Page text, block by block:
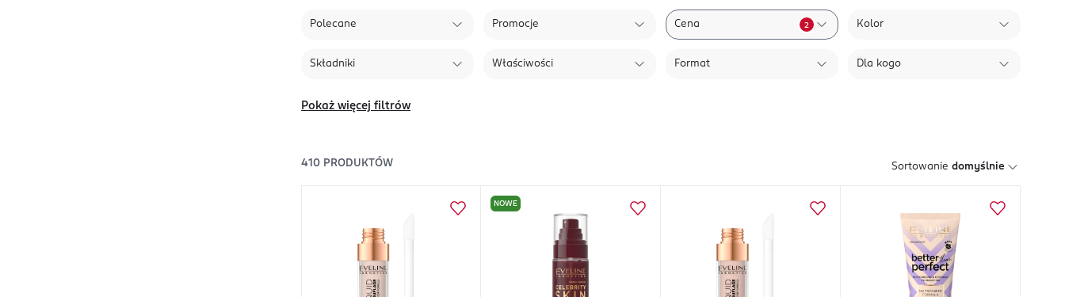
Polecane Promocje Cena 2 Kolor
Składniki Właściwości Format Dla kogo
Pokaż więcej filtrów
410 PRODUKTÓW Sortowanie domyślnie
NOWE